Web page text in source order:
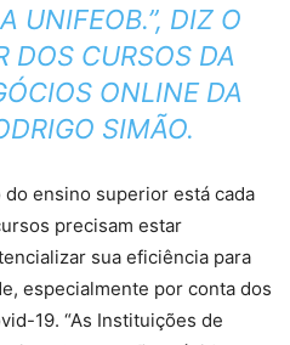
UNIFEOB.”, DIZ O
DOS CURSOS DA
ONLINE DA
SIMÃO.
ensino superior está cada
precisam estar
sua eficiência para
especialmente por conta dos
19. “As Instituições de